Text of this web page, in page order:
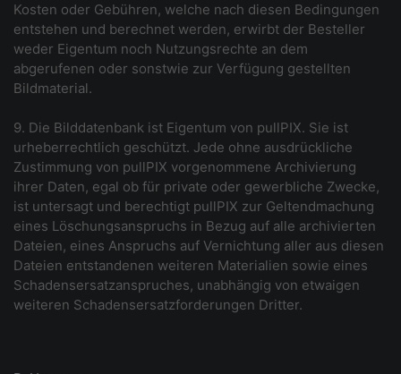
Kosten oder Gebühren, welche nach diesen Bedingungen
entstehen und berechnet werden, erwirbt der Besteller
weder Eigentum noch Nutzungsrechte an dem
abgerufenen oder sonstwie zur Verfügung gestellten
Bildmaterial.
9. Die Bilddatenbank ist Eigentum von pullPIX. Sie ist
urheberrechtlich geschützt. Jede ohne ausdrückliche
Zustimmung von pullPIX vorgenommene Archivierung
ihrer Daten, egal ob für private oder gewerbliche Zwecke,
ist untersagt und berechtigt pullPIX zur Geltendmachung
eines Löschungsanspruchs in Bezug auf alle archivierten
Dateien, eines Anspruchs auf Vernichtung aller aus diesen
Dateien entstandenen weiteren Materialien sowie eines
Schadensersatzanspruches, unabhängig von etwaigen
weiteren Schadensersatzforderungen Dritter.